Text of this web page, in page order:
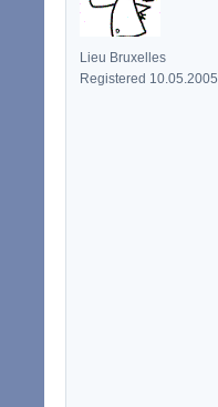
Lieu Bruxelles
Registered 10.05.2005